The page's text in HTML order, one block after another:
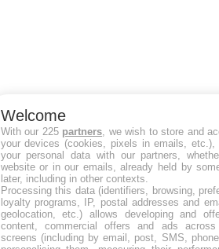
Welcome
With our 225 partners , we wish to store and
your devices (cookies, pixels in emails, etc.),
your personal data with our partners,
website or in our emails, already held by
later, including in other contexts.
Processing this data (identifiers, browsing,
loyalty programs, IP, postal addresses and
geolocation, etc.) allows developing and
content, commercial offers and ads
screens (including by email, post, SMS,